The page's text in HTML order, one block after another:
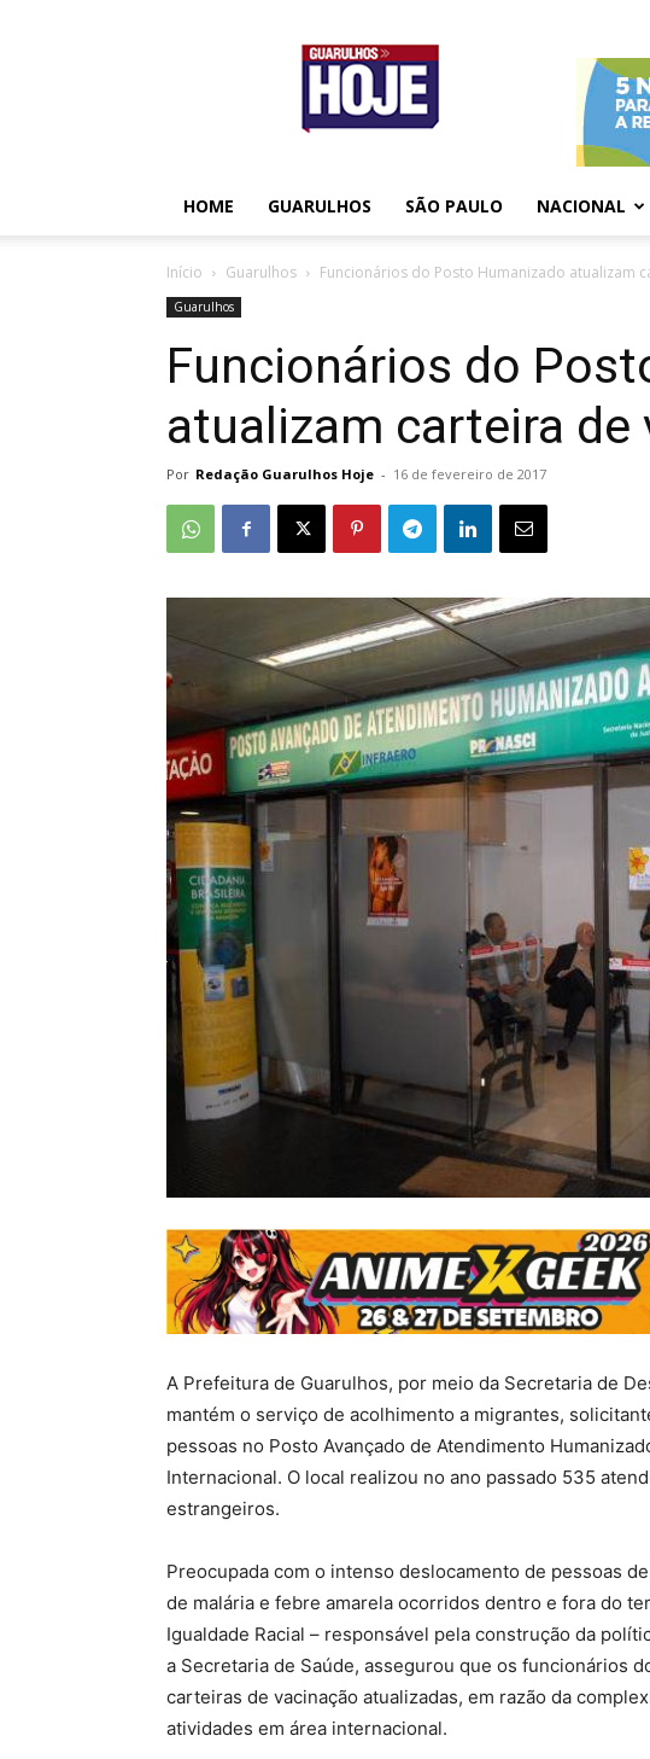
Guarulhos
Hoje
HOME GUARULHOS SÃO PAULO NACIONAL
Início Guarulhos Funcionários do Posto Humanizado atualizam
Guarulhos
Funcionários do
atualizam carteira de
Por Redação Guarulhos Hoje - 16 de fevereiro de 2017
A Prefeitura de Guarulhos, por meio da Secretaria de
mantém o serviço de acolhimento a migrantes,
pessoas no Posto Avançado de Atendimento
Internacional. O local realizou no ano passado 535
estrangeiros.
Preocupada com o intenso deslocamento de pessoas
de malária e febre amarela ocorridos dentro e fora do
Igualdade Racial – responsável pela construção da
a Secretaria de Saúde, assegurou que os funcionários
carteiras de vacinação atualizadas, em razão da
atividades em área internacional.